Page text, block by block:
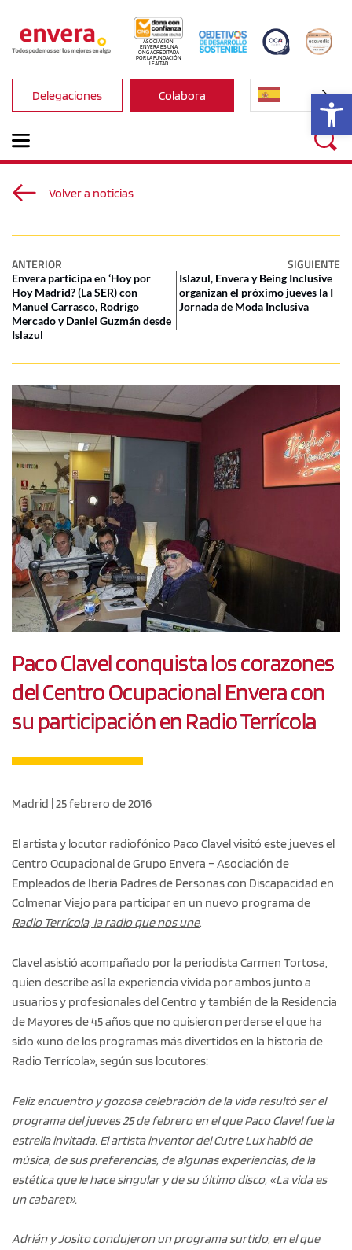
ASOCIACIÓN
ENVERA ES UNA
ONG ACREDITADA
POR LA FUNDACIÓN
LEALTAD
Delegaciones Colabora
Volver a noticias
ANTERIOR SIGUIENTE
Envera participa en ‘Hoy por
Hoy Madrid? (La SER) con
Manuel Carrasco, Rodrigo
Mercado y Daniel Guzmán desde
Islazul
Islazul, Envera y Being Inclusive
organizan el próximo jueves la I
Jornada de Moda Inclusiva
Paco Clavel conquista los corazones
del Centro Ocupacional Envera con
su participación en Radio Terrícola
Madrid | 25 febrero de 2016
El artista y locutor radiofónico Paco Clavel visitó este jueves el
Centro Ocupacional de Grupo Envera – Asociación de
Empleados de Iberia Padres de Personas con Discapacidad en
Colmenar Viejo para participar en un nuevo programa de
Radio Terrícola, la radio que nos une.
Clavel asistió acompañado por la periodista Carmen Tortosa,
quien describe así la experiencia vivida por ambos junto a
usuarios y profesionales del Centro y también de la Residencia
de Mayores de 45 años que no quisieron perderse el que ha
sido «uno de los programas más divertidos en la historia de
Radio Terrícola», según sus locutores:
Feliz encuentro y gozosa celebración de la vida resultó ser el
programa del jueves 25 de febrero en el que Paco Clavel fue la
estrella invitada. El artista inventor del Cutre Lux habló de
música, de sus preferencias, de algunas experiencias, de la
estética que le hace singular y de su último disco, «La vida es
un cabaret».
Adrián y Josito condujeron un programa surtido, en el que